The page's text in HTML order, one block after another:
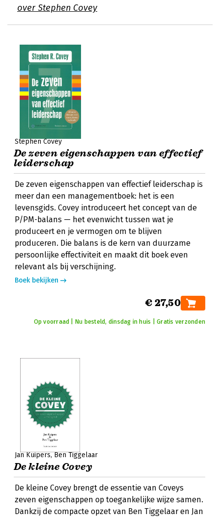
over Stephen Covey
Stephen Covey
De zeven eigenschappen van effectief
leiderschap
De zeven eigenschappen van effectief leiderschap is
meer dan een managementboek: het is een
levensgids. Covey introduceert het concept van de
P/PM-balans — het evenwicht tussen wat je
produceert en je vermogen om te blijven
produceren. Die balans is de kern van duurzame
persoonlijke effectiviteit en maakt dit boek even
relevant als bij verschijning.
Boek bekijken
€ 27,50
Op voorraad | Nu besteld, dinsdag in huis | Gratis verzonden
Jan Kuipers Ben Tiggelaar
De kleine Covey
De kleine Covey brengt de essentie van Coveys
zeven eigenschappen op toegankelijke wijze samen.
Dankzij de compacte opzet van Ben Tiggelaar en Jan